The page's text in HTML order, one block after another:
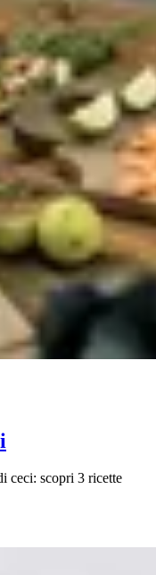
ceci: scopri 3 ricette